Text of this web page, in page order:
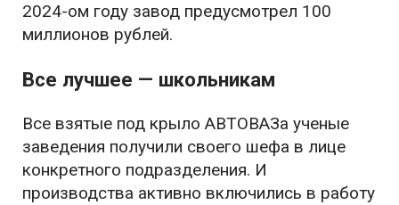
2024-ом году завод предусмотрел 100
миллионов рублей.
Все лучшее — школьникам
Все взятые под крыло АВТОВАЗа ученые
заведения получили своего шефа в лице
конкретного подразделения. И
производства активно включились в работу